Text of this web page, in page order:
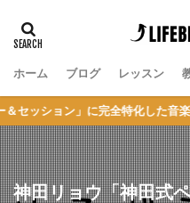
ホーム ブログ レッスン
」に完全特化した音楽メディア
神田リョウ「神田式